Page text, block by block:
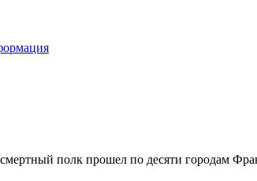
полк прошел по десяти городам